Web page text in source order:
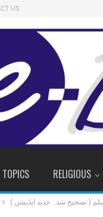
US
TOPICS RELIGIOUS
( تصحیح شدہ جدید ایڈیشن )